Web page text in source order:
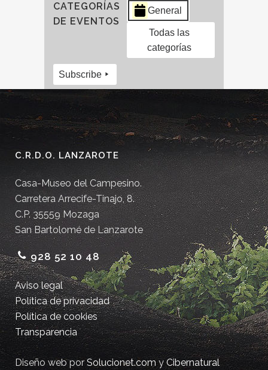
CATEGORÍAS
DE EVENTOS
General
Todas las
categorías
Subscribe
C.R.D.O. LANZAROTE
Casa-Museo del Campesino.
Carretera Arrecife-Tinajo, 8.
C.P. 35559 Mozaga
San Bartolomé de Lanzarote
928 52 10 48
Aviso legal
Política de privacidad
Política de cookies
Transparencia
Diseño web porSolucionet.comyCibernatural